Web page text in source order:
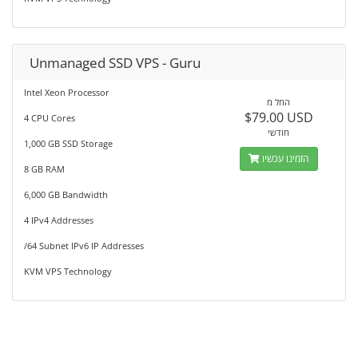
Unmanaged SSD VPS - Guru
Intel Xeon Processor
4 CPU Cores
1,000 GB SSD Storage
8 GB RAM
6,000 GB Bandwidth
4 IPv4 Addresses
/64 Subnet IPv6 IP Addresses
KVM VPS Technology
החל מ
$79.00 USD
חודשי
הזמינו עכשיו